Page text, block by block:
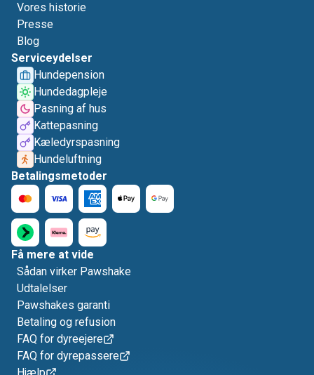
Vores historie
Presse
Blog
Serviceydelser
Hundepension
Hundedagpleje
Pasning af hus
Kattepasning
Kæledyrspasning
Hundeluftning
Betalingsmetoder
Få mere at vide
Sådan virker Pawshake
Udtalelser
Pawshakes garanti
Betaling og refusion
FAQ for dyreejere
FAQ for dyrepassere